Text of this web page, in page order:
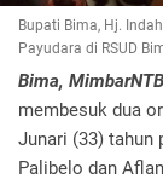
Bupati Bima, Hj.
Payudara di RSUD
Bima, MimbarNTB
membesuk dua
Junari (33) tahun
Palibelo dan